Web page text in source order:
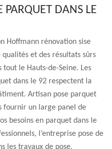
PARQUET DANS LE
Hoffmann rénovation sise
et des résultats sûrs
le Hauts-de-Seine. Les
dans le 92 respectent la
Artisan pose parquet
fournir un large panel de
besoins en parquet dans le
l’entreprise pose de
les travaux de pose,